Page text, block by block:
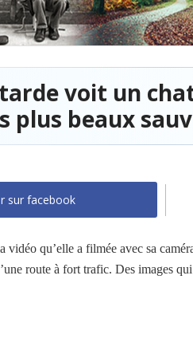
voit un
plus beaux
sur facebook
vidéo qu’elle a filmée avec sa
route à fort trafic. Des images